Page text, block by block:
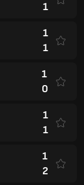
1
1
1
1
0
1
1
1
2